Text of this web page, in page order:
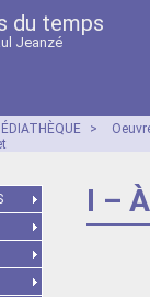
du temps
Jeanzé
>
I –